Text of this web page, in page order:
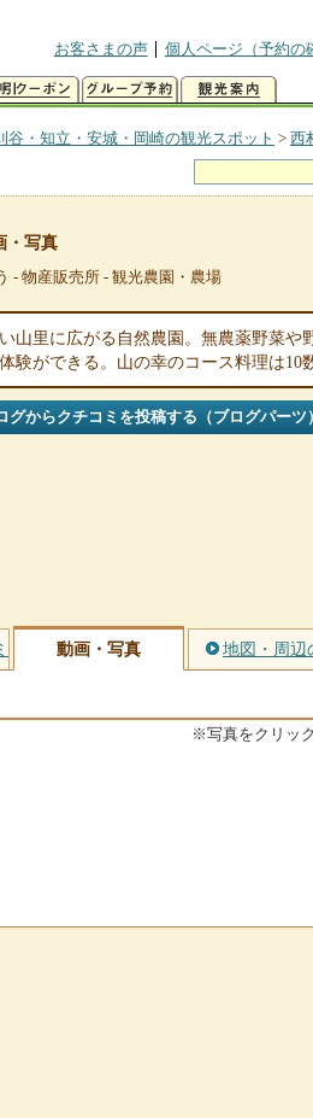
お客さまの声
個人ページ（予約の
谷・知立・安城・岡崎の観光スポット > 西
・写真
- 物産販売所 - 観光農園・農場
山里に広がる自然農園。無農薬野菜や
験ができる。山の幸のコース料理は10
グからクチコミを投稿する（ブログパーツ）
動画・写真 地図・周辺
※写真をクリッ